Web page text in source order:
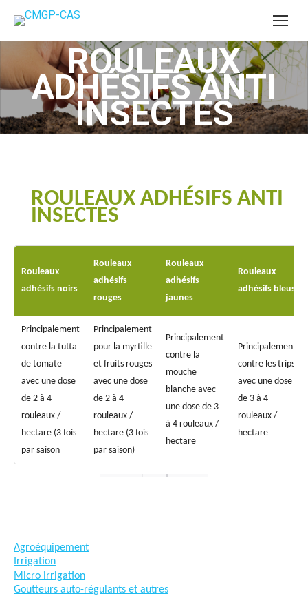
ROULEAUX
ADHÉSIFS ANTI
INSECTES
Vous êtes ici :
ROULEAUX ADHÉSIFS ANTI
INSECTES
Rouleaux
adhésifs noirs
Rouleaux
adhésifs
rouges
Rouleaux
adhésifs
jaunes
Rouleaux
adhésifs bleus
Principalement
contre la tutta
de tomate
avec une dose
de 2 à 4
rouleaux /
hectare (3 fois
par saison
Principalement
pour la myrtille
et fruits rouges
avec une dose
de 2 à 4
rouleaux /
hectare (3 fois
par saison)
Principalement
contre la
mouche
blanche avec
une dose de 3
à 4 rouleaux /
hectare
Principalement
contre les trips
avec une dose
de 3 à 4
rouleaux /
hectare
Agroéquipement
Irrigation
Micro irrigation
Goutteurs auto-régulants et autres